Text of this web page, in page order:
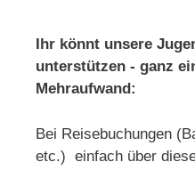
Ihr könnt unsere
unterstützen - ganz
Mehraufwand:
Bei Reisebuchungen
etc.) einfach über